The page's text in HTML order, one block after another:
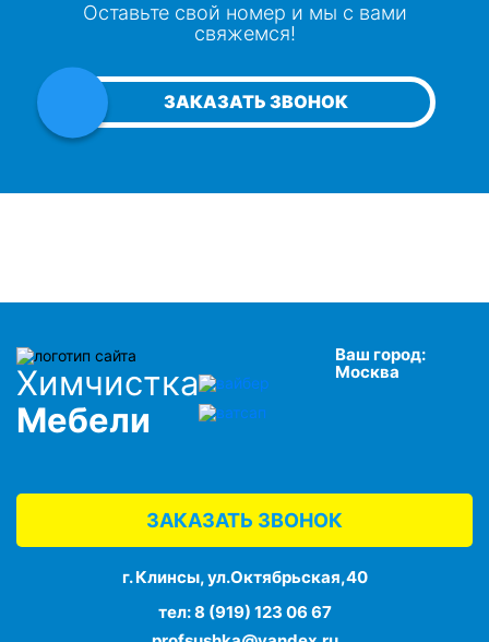
ЗАКАЗАТЬ ЗВОНОК
Оставьте свой номер и мы с вами
свяжемся!
Химчистка
Мебели
Ваш город:
Москва
ЗАКАЗАТЬ ЗВОНОК
г. Клинсы, ул.Октябрьская,40
тел:8 (919) 123 06 67